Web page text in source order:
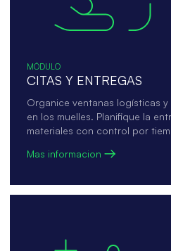
MÓDULO
CITAS Y ENTREGAS
Organice ventanas logísticas
en los muelles. Planifique la
materiales con control por
Mas informacion